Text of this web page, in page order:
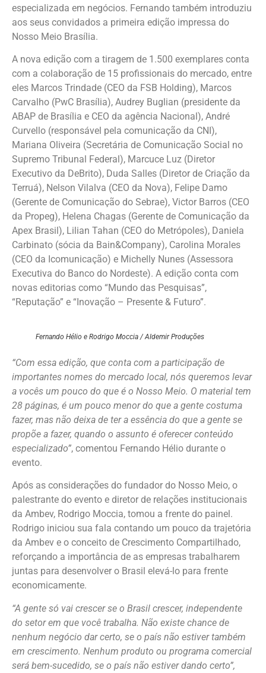
especializada em negócios. Fernando também introduziu
aos seus convidados a primeira edição impressa do
Nosso Meio Brasília.
A nova edição com a tiragem de 1.500 exemplares conta
com a colaboração de 15 profissionais do mercado, entre
eles Marcos Trindade (CEO da FSB Holding), Marcos
Carvalho (PwC Brasília), Audrey Buglian (presidente da
ABAP de Brasília e CEO da agência Nacional), André
Curvello (responsável pela comunicação da CNI),
Mariana Oliveira (Secretária de Comunicação Social no
Supremo Tribunal Federal), Marcuce Luz (Diretor
Executivo da DeBrito), Duda Salles (Diretor de Criação da
Terruá), Nelson Vilalva (CEO da Nova), Felipe Damo
(Gerente de Comunicação do Sebrae), Victor Barros (CEO
da Propeg), Helena Chagas (Gerente de Comunicação da
Apex Brasil), Lilian Tahan (CEO do Metrópoles), Daniela
Carbinato (sócia da Bain&Company), Carolina Morales
(CEO da Icomunicação) e Michelly Nunes (Assessora
Executiva do Banco do Nordeste). A edição conta com
novas editorias como “Mundo das Pesquisas”,
“Reputação” e “Inovação – Presente & Futuro”.
Fernando Hélio e Rodrigo Moccia / Aldemir Produções
“Com essa edição, que conta com a participação de
importantes nomes do mercado local, nós queremos levar
a vocês um pouco do que é o Nosso Meio. O material tem
28 páginas, é um pouco menor do que a gente costuma
fazer, mas não deixa de ter a essência do que a gente se
propõe a fazer, quando o assunto é oferecer conteúdo
especializado”, comentou Fernando Hélio durante o
evento.
Após as considerações do fundador do Nosso Meio, o
palestrante do evento e diretor de relações institucionais
da Ambev, Rodrigo Moccia, tomou a frente do painel.
Rodrigo iniciou sua fala contando um pouco da trajetória
da Ambev e o conceito de Crescimento Compartilhado,
reforçando a importância de as empresas trabalharem
juntas para desenvolver o Brasil elevá-lo para frente
economicamente.
“A gente só vai crescer se o Brasil crescer, independente
do setor em que você trabalha. Não existe chance de
nenhum negócio dar certo, se o país não estiver também
em crescimento. Nenhum produto ou programa comercial
será bem-sucedido, se o país não estiver dando certo”,